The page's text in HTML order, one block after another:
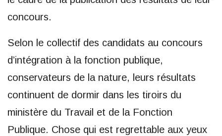
concours.
Selon le collectif des candidats au concours
d’intégration à la fonction publique,
conservateurs de la nature, leurs résultats
continuent de dormir dans les tiroirs du
ministère du Travail et de la Fonction
Publique. Chose qui est regrettable aux yeux